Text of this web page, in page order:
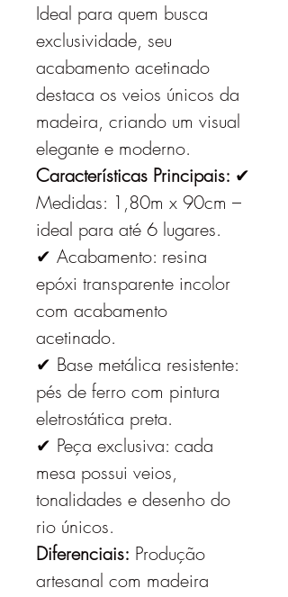
Ideal para quem busca
exclusividade, seu
acabamento acetinado
destaca os veios únicos da
madeira, criando um visual
elegante e moderno.
Características Principais: ✔
Medidas: 1,80m x 90cm –
ideal para até 6 lugares.
✔ Acabamento: resina
epóxi transparente incolor
com acabamento
acetinado.
✔ Base metálica resistente:
pés de ferro com pintura
eletrostática preta.
✔ Peça exclusiva: cada
mesa possui veios,
tonalidades e desenho do
rio únicos.
Diferenciais: Produção
artesanal com madeira